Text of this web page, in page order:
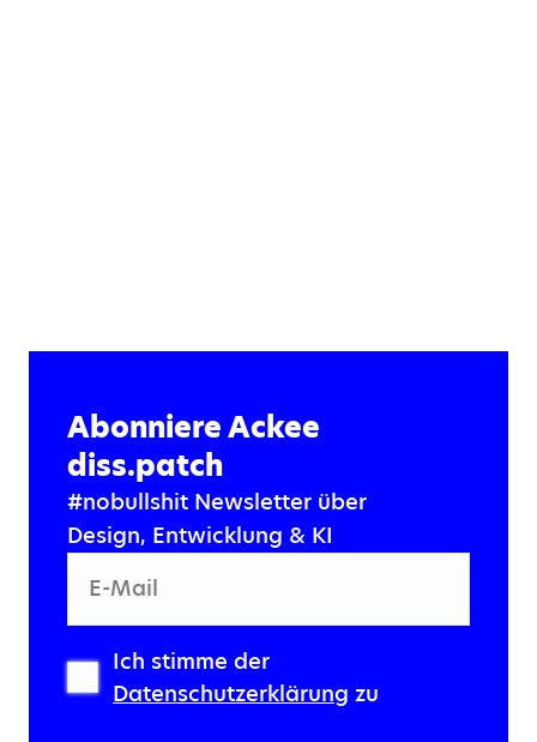
Abonniere Ackee
diss.patch
#nobullshit Newsletter über
Design, Entwicklung & KI
E-Mail
Ich stimme der
Datenschutzerklärung zu